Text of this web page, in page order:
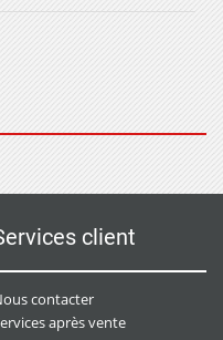
client
contacter
après vente